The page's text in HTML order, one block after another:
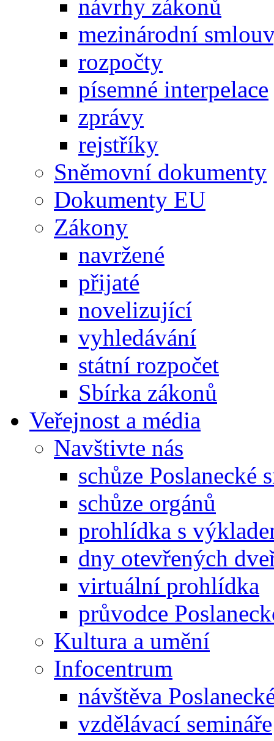
návrhy zákonů
mezinárodní
rozpočty
písemné interpelace
zprávy
rejstříky
Sněmovní dokumenty
Dokumenty EU
Zákony
navržené
přijaté
novelizující
vyhledávání
státní rozpočet
Sbírka zákonů
Veřejnost a média
Navštivte nás
schůze Poslanecké
schůze orgánů
prohlídka s
dny otevřených
virtuální prohlídka
průvodce
Kultura a umění
Infocentrum
návštěva
vzdělávací semináře